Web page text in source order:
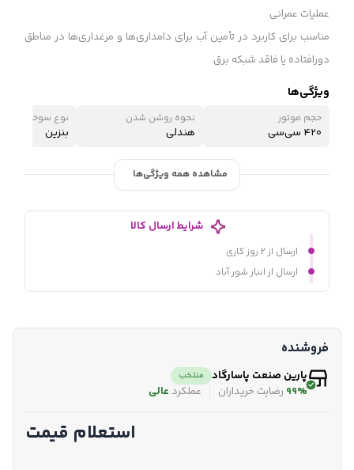
عملیات عمرانی
مناسب برای کاربرد در تأمین آب برای دامداری‌ها و مرغداری‌ها در مناطق
دورافتاده یا فاقد شبکه برق
ویژگی‌ها
حجم موتور
420 سی‌سی
نحوه روشن شدن
هندلی
نوع سوخت
بنزین
مشاهده همه ویژگی‌ها
شرایط ارسال کالا
ارسال از ۲ روز کاری
ارسال از انبار شور آباد
فروشنده
پارین صنعت پاسارگاد منتخب
99% رضایت خریداران عملکرد عالی
استعلام قیمت